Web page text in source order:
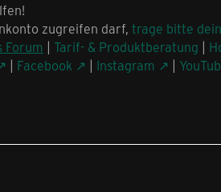
zugreifen darf, trage bitte
Forum | Tarif- & Produktberatung |
| Facebook | Instagram |